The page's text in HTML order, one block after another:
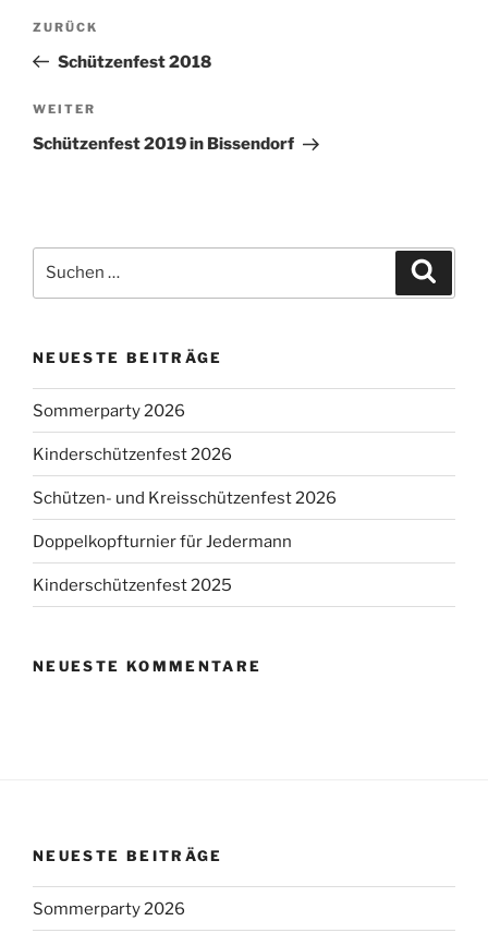
Beitragsnavigation
Vorheriger
Beitrag
ZURÜCK
Schützenfest 2018
Nächster
Beitrag
WEITER
Schützenfest 2019 in Bissendorf
nach:
NEUESTE BEITRÄGE
Sommerparty 2026
Kinderschützenfest 2026
Schützen- und Kreisschützenfest 2026
Doppelkopfturnier für Jedermann
Kinderschützenfest 2025
NEUESTE KOMMENTARE
NEUESTE BEITRÄGE
Sommerparty 2026